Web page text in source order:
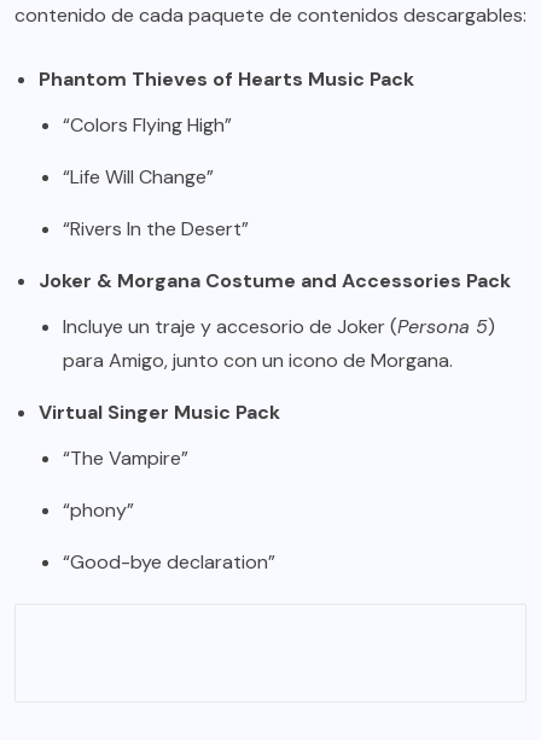
contenido de cada paquete de contenidos descargables:
Phantom Thieves of Hearts Music Pack
“Colors Flying High”
“Life Will Change”
“Rivers In the Desert”
Joker & Morgana Costume and Accessories Pack
Incluye un traje y accesorio de Joker (Persona 5)
para Amigo, junto con un icono de Morgana.
Virtual Singer Music Pack
“The Vampire”
“phony”
“Good-bye declaration”